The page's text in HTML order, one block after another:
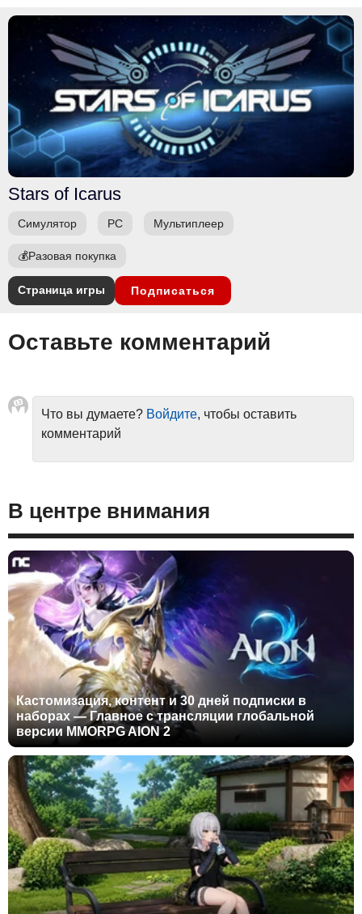
Stars of Icarus
Симулятор PC Мультиплеер
💰Разовая покупка
Страница игры Подписаться
Оставьте комментарий
Что вы думаете? Войдите, чтобы оставить
комментарий
В центре внимания
Кастомизация, контент и 30 дней подписки в
наборах — Главное с трансляции глобальной
версии MMORPG AION 2